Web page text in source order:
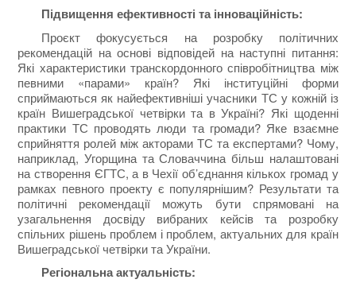
Підвищення ефективності та інноваційність:
Проєкт фокусується на розробку політичних
рекомендацій на основі відповідей на наступні питання:
Які характеристики транскордонного співробітництва між
певними «парами» країн? Які інституційні форми
сприймаються як найефективніші учасники ТС у кожній із
країн Вишеградської четвірки та в Україні? Які щоденні
практики ТС проводять люди та громади? Яке взаємне
сприйняття ролей між акторами ТС та експертами? Чому,
наприклад, Угорщина та Словаччина більш налаштовані
на створення ЄГТС, а в Чехії об’єднання кількох громад у
рамках певного проекту є популярнішим? Результати та
політичні рекомендації можуть бути спрямовані на
узагальнення досвіду вибраних кейсів та розробку
спільних рішень проблем і проблем, актуальних для країн
Вишеградської четвірки та України.
Регіональна актуальність: